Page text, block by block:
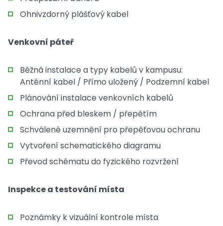
Ohnivzdorný plášťový kabel
Venkovní páteř
Běžná instalace a typy kabelů v kampusu:
Anténní kabel / Přímo uložený / Podzemní kabel
Plánování instalace venkovních kabelů
Ochrana před bleskem / přepětím
Schválené uzemnění pro přepěťovou ochranu
Vytvoření schematického diagramu
Převod schématu do fyzického rozvržení
Inspekce a testování místa
Poznámky k vizuální kontrole místa